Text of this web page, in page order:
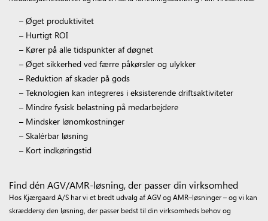
– Øget produktivitet
– Hurtigt ROI
– Kører på alle tidspunkter af døgnet
– Øget sikkerhed ved færre påkørsler og ulykker
– Reduktion af skader på gods
– Teknologien kan integreres i eksisterende driftsaktiviteter
– Mindre fysisk belastning på medarbejdere
– Mindsker lønomkostninger
– Skalérbar løsning
– Kort indkøringstid
Find dén AGV/AMR-løsning, der passer din virksomhed
Hos Kjærgaard A/S har vi et bredt udvalg af AGV og AMR–løsninger – og vi kan
skræddersy den løsning, der passer bedst til din virksomheds behov og